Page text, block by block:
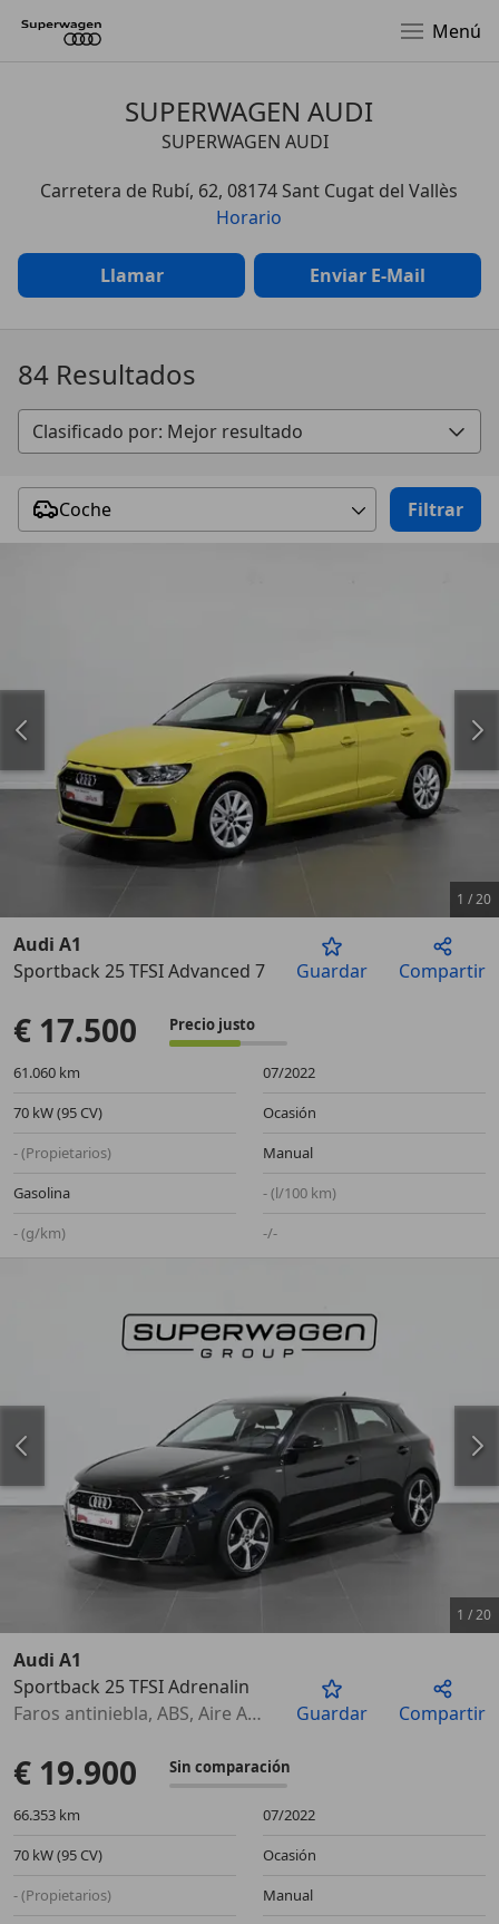
Menú
SUPERWAGEN AUDI
SUPERWAGEN AUDI
Carretera de Rubí, 62, 08174 Sant Cugat del Vallès
Horario
Llamar Enviar E-Mail
84 Resultados
Coche Filtrar
Anterior
1 /20
Audi A1
Sportback 25 TFSI Advanced 70kWGuardar Compartir
€ 17.500 Precio justo
61.060 km
07/2022
70 kW (95 CV)
Ocasión
- (Propietarios)
Manual
Gasolina
- (l/100 km)
- (g/km)
-/-
Anterior
1 /20
Audi A1
Sportback 25 TFSI Adrenalin
Faros antiniebla, ABS, Aire Acondicionado, Retrovisores laterales eléctricos, Bluetooth
Guardar Compartir
€ 19.900 Sin comparación
66.353 km
07/2022
70 kW (95 CV)
Ocasión
- (Propietarios)
Manual